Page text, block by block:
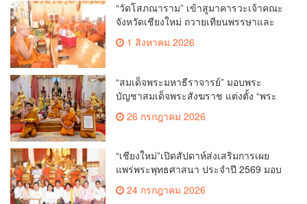
“วัดโสภณาราม” เข้าสูมาคารวะเจ้าคณะ
จังหวัดเชียงใหม่ ถวายเทียนพรรษาและ
ผ้าอาบน้ำฝน เนื่องในวันเข้าพรรษา
1 สิงหาคม 2026
“สมเด็จพระมหาธีราจารย์” มอบพระ
บัญชาสมเด็จพระสังฆราช แต่งตั้ง “พระ
เชียงใหม่
26 กรกฎาคม 2026
“เชียงใหม่”เปิดสัปดาห์ส่งเสริมการเผย
แพร่พระพุทธศาสนา ประจำปี 2569 มอบ
ประโยชน์แก่พระพุทธศาสนา
24 กรกฎาคม 2026